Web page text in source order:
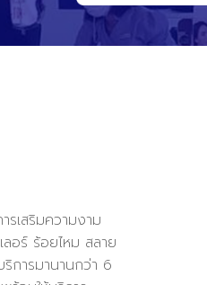
เสริมความงาม
อร์ ร้อยไหม สลาย
การมานานกว่า 6